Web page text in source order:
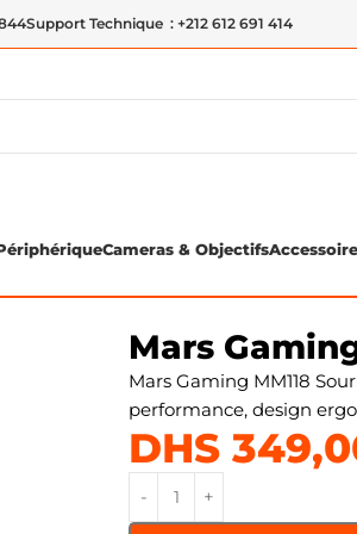
Support Technique : +212 612 691 414
Cameras & Objectifs
Mars
Mars Gaming MM118
performance, design
DHS